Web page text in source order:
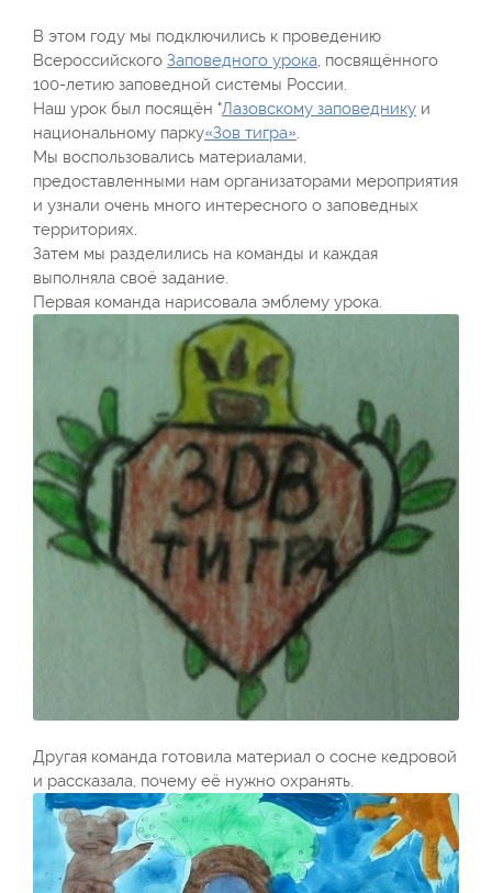
В этом году мы подключились к проведению
Всероссийского Заповедного урока, посвящённого
100-летию заповедной системы России.
Наш урок был посящён "Лазовскому заповеднику и
национальному парку«Зов тигра».
Мы воспользовались материалами,
предоставленными нам организаторами мероприятия
и узнали очень много интересного о заповедных
территориях.
Затем мы разделились на команды и каждая
выполняла своё задание.
Первая команда нарисовала эмблему урока.
Другая команда готовила материал о сосне кедровой
и рассказала, почему её нужно охранять.